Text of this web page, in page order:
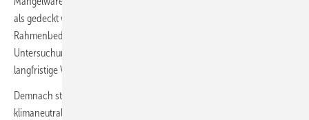
als gedeckt werden. Voraussetzung ist jedoch, dass die politischen
Rahmenbedingungen entsprechend geschaffen werden. […] Die
Untersuchung hat in verschiedenen Szenarien die mittel- und
langfristige Verfügbarkeit klimaneutraler Gase ermittelt.
Demnach stehen im Jahr 2030 rund 290 TWh CO
klimaneutraler Wasserstoff zur Verfügung. Etwa 60 % davon wären